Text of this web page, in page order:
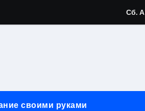
без верификации и банков с
Сб.
своими руками